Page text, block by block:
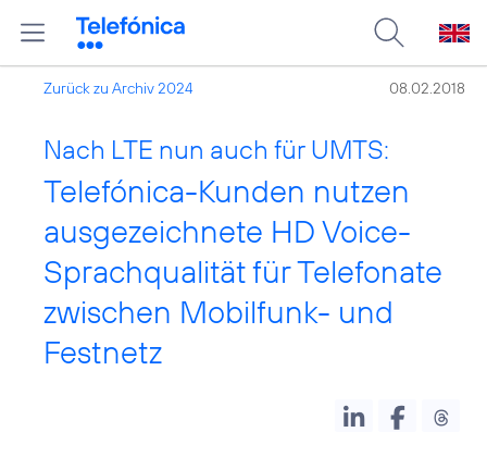
Zurück zu Archiv 2024 08.02.2018
Nach LTE nun auch für UMTS:
Telefónica-Kunden nutzen
ausgezeichnete HD Voice-
Sprachqualität für Telefonate
zwischen Mobilfunk- und
Festnetz